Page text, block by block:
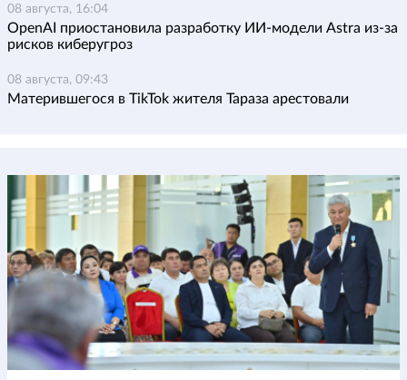
08 августа, 16:04
OpenAI приостановила разработку ИИ-модели Astra из-за
рисков киберугроз
08 августа, 09:43
Матерившегося в TikTok жителя Тараза арестовали